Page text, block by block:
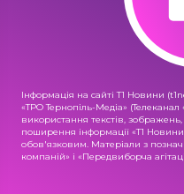
Інформація на сайті Т1 Новини
«ТРО Тернопіль-Медіа» (Телеканал
використання текстів,
поширення інформації «Т1
обов'язковим. Матеріали з
компаній» і «Передвиборча